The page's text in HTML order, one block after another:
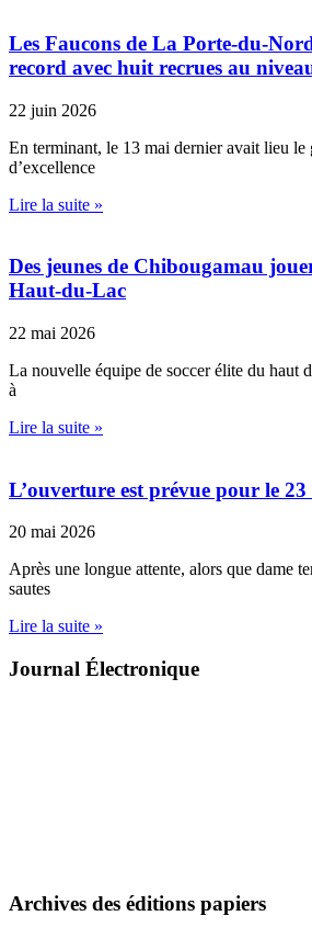
Les Faucons de La Porte-du-
record avec huit recrues au
22 juin 2026
En terminant, le 13 mai dernier avait lieu le
d’excellence
Lire la suite »
Des jeunes de Chibougamau
Haut-du-Lac
22 mai 2026
La nouvelle équipe de soccer élite du haut
à
Lire la suite »
L’ouverture est prévue pour le 23
20 mai 2026
Après une longue attente, alors que dame
sautes
Lire la suite »
Journal Électronique
Archives des éditions papiers